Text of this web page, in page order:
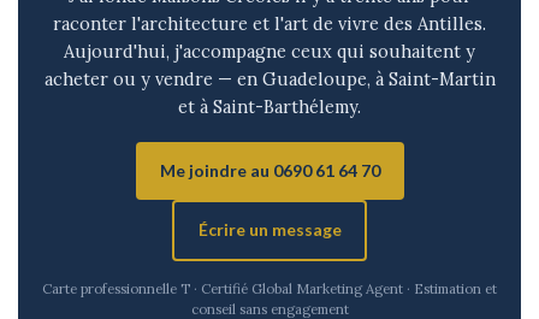
raconter l'architecture et l'art de vivre des Antilles.
Aujourd'hui, j'accompagne ceux qui souhaitent y
acheter ou y vendre — en Guadeloupe, à Saint-Martin
et à Saint-Barthélemy.
Me joindre au 0690 61 64 70
Écrire un message
Carte professionnelle T · Certifié Global Marketing Agent · Estimation et
conseil sans engagement